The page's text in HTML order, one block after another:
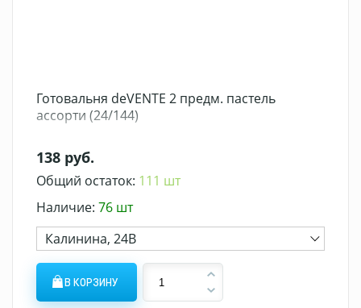
Готовальня deVENTE 2 предм. пастель
ассорти (24/144)
138 руб.
Общий остаток: 111 шт
Наличие: 76 шт
Калинина, 24В
В КОРЗИНУ